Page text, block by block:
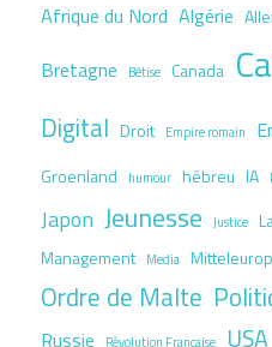
Afrique du Nord Algérie
Bretagne Bêtise Canada
Digital Droit Empire romain
Groenland humour hébreu IA
Japon Jeunesse Justice
Management Media
Ordre de Malte
Russie Révolution Française USA